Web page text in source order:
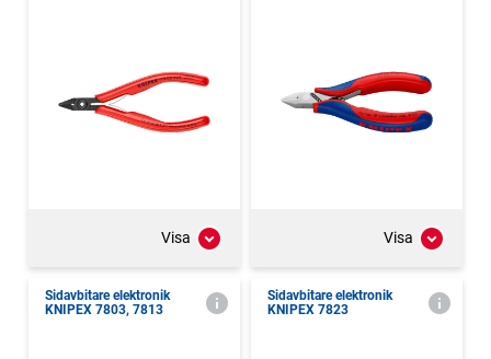
Visa Visa
Sidavbitare elektronik
KNIPEX 7803, 7813
Sidavbitare elektronik
KNIPEX 7823